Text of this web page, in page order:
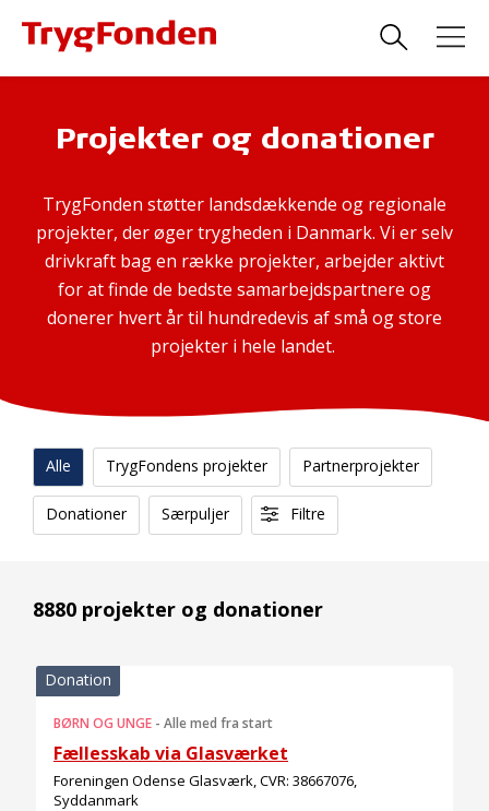
Projekter og donationer
TrygFonden støtter landsdækkende og regionale
projekter, der øger trygheden i Danmark. Vi er selv
drivkraft bag en række projekter, arbejder aktivt
for at finde de bedste samarbejdspartnere og
donerer hvert år til hundredevis af små og store
projekter i hele landet.
Alle TrygFondens projekter Partnerprojekter
Donationer Særpuljer Filtre
8880 projekter og donationer
Donation
BØRN OG UNGE - Alle med fra start
Fællesskab via Glasværket
Foreningen Odense Glasværk, CVR: 38667076,
Syddanmark